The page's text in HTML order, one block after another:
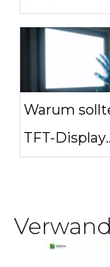
Touch-
Lieferanten
B2B?
Warum
TFT-Display
anzeigen?